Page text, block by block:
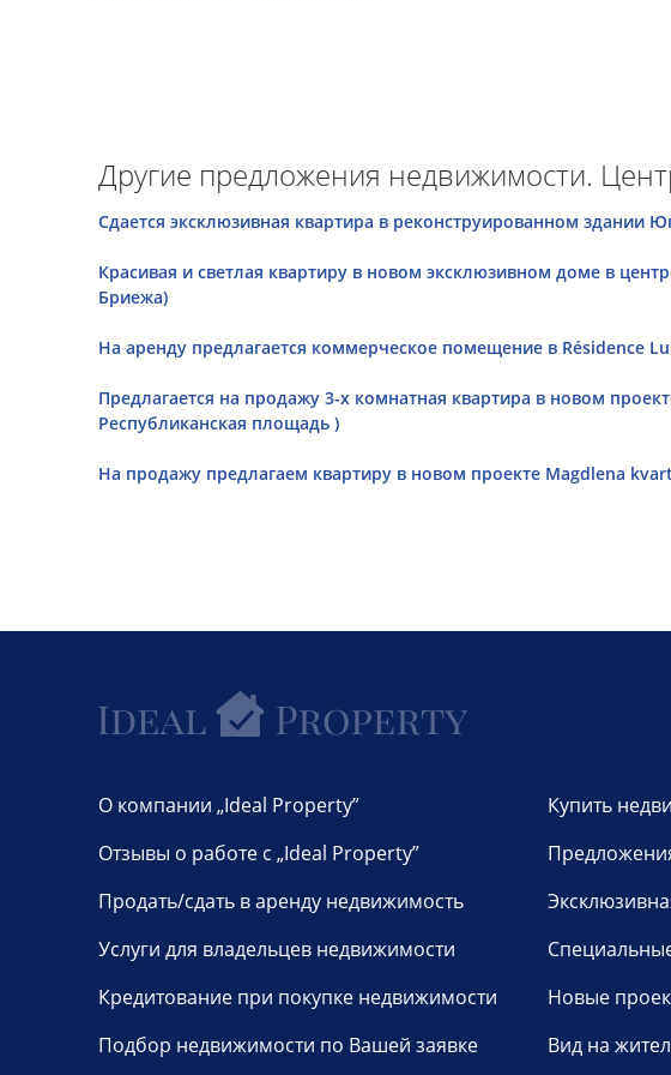
Другие предложения недвижимости.
Сдается эксклюзивная квартира в реконструированном здании
Красивая и светлая квартиру в новом эксклюзивном доме в
Бриежа)
На аренду предлагается коммерческое помещение в Résidence
Предлагается на продажу 3-х комнатная квартира в новом
Республиканская площадь )
На продажу предлагаем квартиру в новом проекте Magdlena
О компании „Ideal Property”
Отзывы о работе с „Ideal Property”
Продать/сдать в аренду недвижимость
Услуги для владельцев недвижимости
Кредитование при покупке недвижимости
Подбор недвижимости по Вашей заявке
Купить
Новые
Вид на